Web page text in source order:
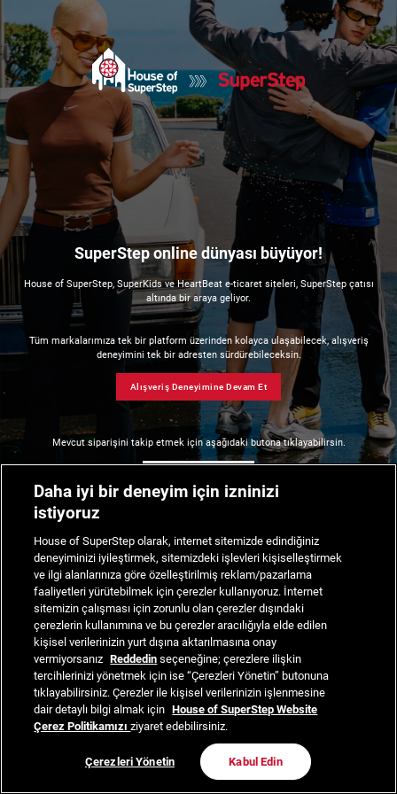
SuperStep online dünyası büyüyor!
House of SuperStep, SuperKids ve HeartBeat e-ticaret siteleri, SuperStep çatısı
altında bir araya geliyor.
Tüm markalarımıza tek bir platform üzerinden kolayca ulaşabilecek, alışveriş
deneyimini tek bir adresten sürdürebileceksin.
Alışveriş Deneyimine Devam Et
Mevcut siparişini takip etmek için aşağıdaki butona tıklayabilirsin.
Daha iyi bir deneyim için izninizi
istiyoruz
House of SuperStep olarak, internet sitemizde edindiğiniz
deneyiminizi iyileştirmek, sitemizdeki işlevleri kişiselleştirmek
ve ilgi alanlarınıza göre özelleştirilmiş reklam/pazarlama
faaliyetleri yürütebilmek için çerezler kullanıyoruz. İnternet
sitemizin çalışması için zorunlu olan çerezler dışındaki
çerezlerin kullanımına ve bu çerezler aracılığıyla elde edilen
kişisel verilerinizin yurt dışına aktarılmasına onay
vermiyorsanız Reddedin seçeneğine; çerezlere ilişkin
tercihlerinizi yönetmek için ise “Çerezleri Yönetin” butonuna
tıklayabilirsiniz. Çerezler ile kişisel verilerinizin işlenmesine
dair detaylı bilgi almak için House of SuperStep Website
Çerez Politikamızıziyaret edebilirsiniz.
Çerezleri Yönetin Kabul Edin